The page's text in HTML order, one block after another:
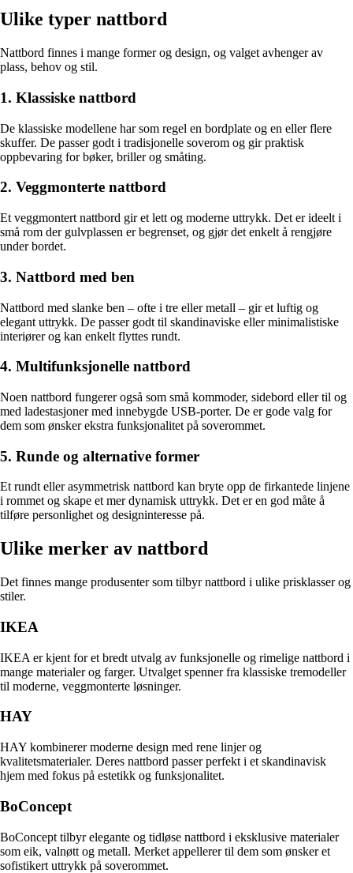
Ulike typer nattbord
Nattbord finnes i mange former og design, og valget avhenger av
plass, behov og stil.
1. Klassiske nattbord
De klassiske modellene har som regel en bordplate og en eller flere
skuffer. De passer godt i tradisjonelle soverom og gir praktisk
oppbevaring for bøker, briller og småting.
2. Veggmonterte nattbord
Et veggmontert nattbord gir et lett og moderne uttrykk. Det er ideelt i
små rom der gulvplassen er begrenset, og gjør det enkelt å rengjøre
under bordet.
3. Nattbord med ben
Nattbord med slanke ben – ofte i tre eller metall – gir et luftig og
elegant uttrykk. De passer godt til skandinaviske eller minimalistiske
interiører og kan enkelt flyttes rundt.
4. Multifunksjonelle nattbord
Noen nattbord fungerer også som små kommoder, sidebord eller til og
med ladestasjoner med innebygde USB-porter. De er gode valg for
dem som ønsker ekstra funksjonalitet på soverommet.
5. Runde og alternative former
Et rundt eller asymmetrisk nattbord kan bryte opp de firkantede linjene
i rommet og skape et mer dynamisk uttrykk. Det er en god måte å
tilføre personlighet og designinteresse på.
Ulike merker av nattbord
Det finnes mange produsenter som tilbyr nattbord i ulike prisklasser og
stiler.
IKEA
IKEA er kjent for et bredt utvalg av funksjonelle og rimelige nattbord i
mange materialer og farger. Utvalget spenner fra klassiske tremodeller
til moderne, veggmonterte løsninger.
HAY
HAY kombinerer moderne design med rene linjer og
kvalitetsmaterialer. Deres nattbord passer perfekt i et skandinavisk
hjem med fokus på estetikk og funksjonalitet.
BoConcept
BoConcept tilbyr elegante og tidløse nattbord i eksklusive materialer
som eik, valnøtt og metall. Merket appellerer til dem som ønsker et
sofistikert uttrykk på soverommet.